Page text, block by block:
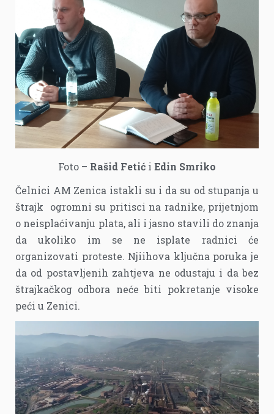
Foto – Rašid Fetić i Edin Smriko
Čelnici AM Zenica istakli su i da su od stupanja u
štrajk ogromni su pritisci na radnike, prijetnjom
o neisplaćivanju plata, ali i jasno stavili do znanja
da ukoliko im se ne isplate radnici će
organizovati proteste. Njiihova ključna poruka je
da od postavljenih zahtjeva ne odustaju i da bez
štrajkačkog odbora neće biti pokretanje visoke
peći u Zenici.